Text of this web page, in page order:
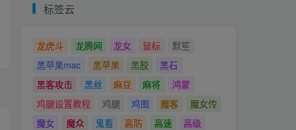
如何使用altstore工具进行自签和续签？
标签云
龙虎斗 龙腾网 龙女 鼠标
默笙
黑苹果mac
黑苹果 黑胶
黑石
黑客攻击
黑丝 麻豆 麻将
鸿蒙
鸡腿设置教程
鸡腿 鸡图 魔客
魔女传
魔女
魔众 鬼畜 高防 高速
高级